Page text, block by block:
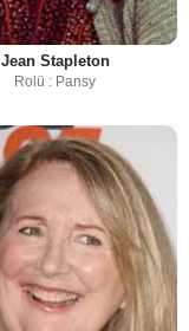
Jean Stapleton
Rolü : Pansy